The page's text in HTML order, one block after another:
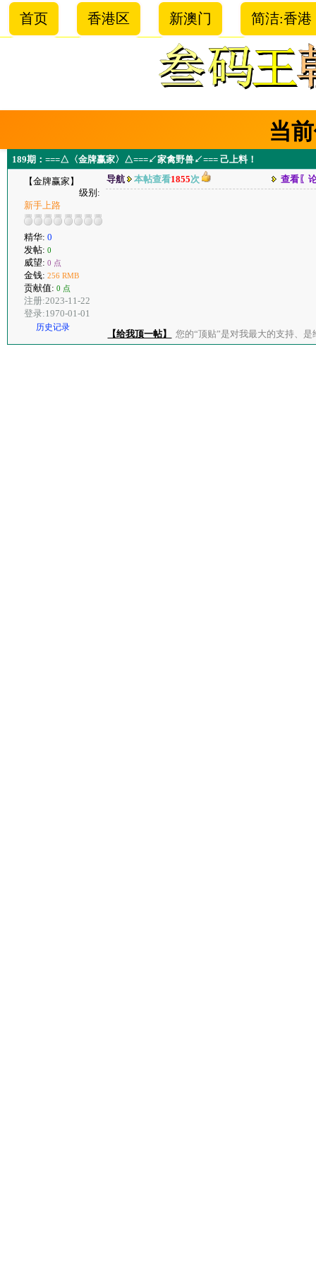
首页 香港区 新澳门 简洁:香港
当
189期：===△〈金牌赢家〉△===↙家禽野兽↙=== 己上料！
【金牌赢家】
级别:
新手上路
精华: 0
发帖: 0
威望: 0 点
金钱: 256 RMB
贡献值: 0 点
注册:2023-11-22
登录:1970-01-01
历史记录
导航 本帖查看1855次 查看〖
【给我顶一帖】 您的“顶贴”是对我最大的支持、